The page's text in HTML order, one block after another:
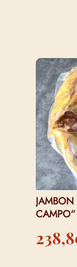
JAMBON